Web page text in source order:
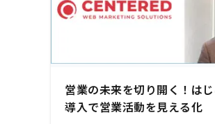
営業の未来を切り開く！は
導入で営業活動を見える化